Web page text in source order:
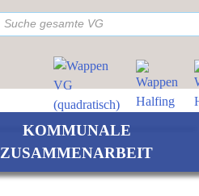
KOMMUNALE
ZUSAMMENARBEIT